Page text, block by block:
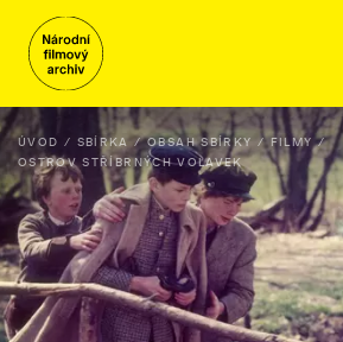
ÚVOD SBÍRKA OBSAH SBÍRKY
FILMY
OSTROV STŘÍBRNÝCH VOLAVEK